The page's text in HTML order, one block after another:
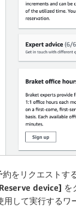
をリクエストす
device] を
用して実行する